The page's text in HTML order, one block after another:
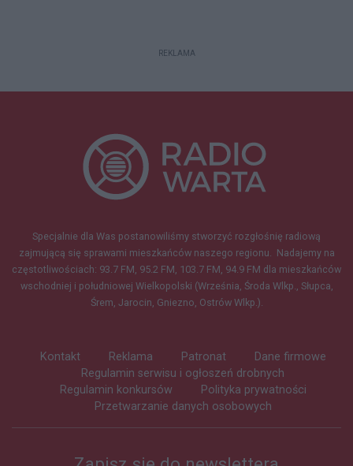
REKLAMA
Specjalnie dla Was postanowiliśmy stworzyć rozgłośnię radiową
zajmującą się sprawami mieszkańców naszego regionu. Nadajemy na
częstotliwościach: 93.7 FM, 95.2 FM, 103.7 FM, 94.9 FM dla mieszkańców
wschodniej i południowej Wielkopolski (Września, Środa Wlkp., Słupca,
Śrem, Jarocin, Gniezno, Ostrów Wlkp.).
Kontakt Reklama Patronat
Dane firmowe
Regulamin serwisu i ogłoszeń drobnych
Regulamin konkursów
Polityka prywatności
Przetwarzanie danych osobowych